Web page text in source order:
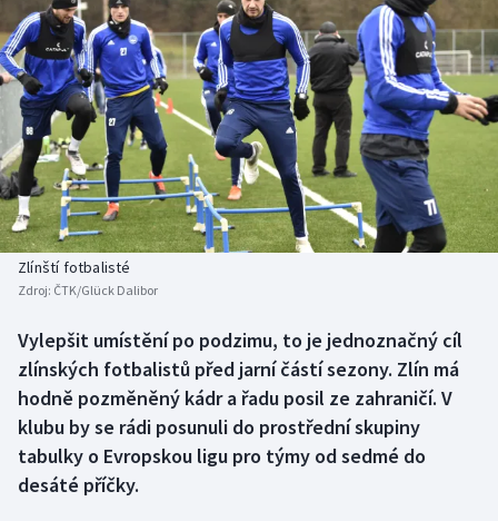
Cyklistika
DALŠÍ SPORTY
Americký fotbal
Baseball a softbal
Basketbal
Biatlon
Boby a skeleton
Box
Curling
NEPŘEHLÉDNĚTE
Soutěže
Historické návraty
Aplikace ČT sport
AZ kvíz
Zlínští fotbalisté
Zdroj: ČTK/Glück Dalibor
Vylepšit umístění po podzimu, to je jednoznačný cíl
zlínských fotbalistů před jarní částí sezony. Zlín má
hodně pozměněný kádr a řadu posil ze zahraničí. V
klubu by se rádi posunuli do prostřední skupiny
tabulky o Evropskou ligu pro týmy od sedmé do
desáté příčky.